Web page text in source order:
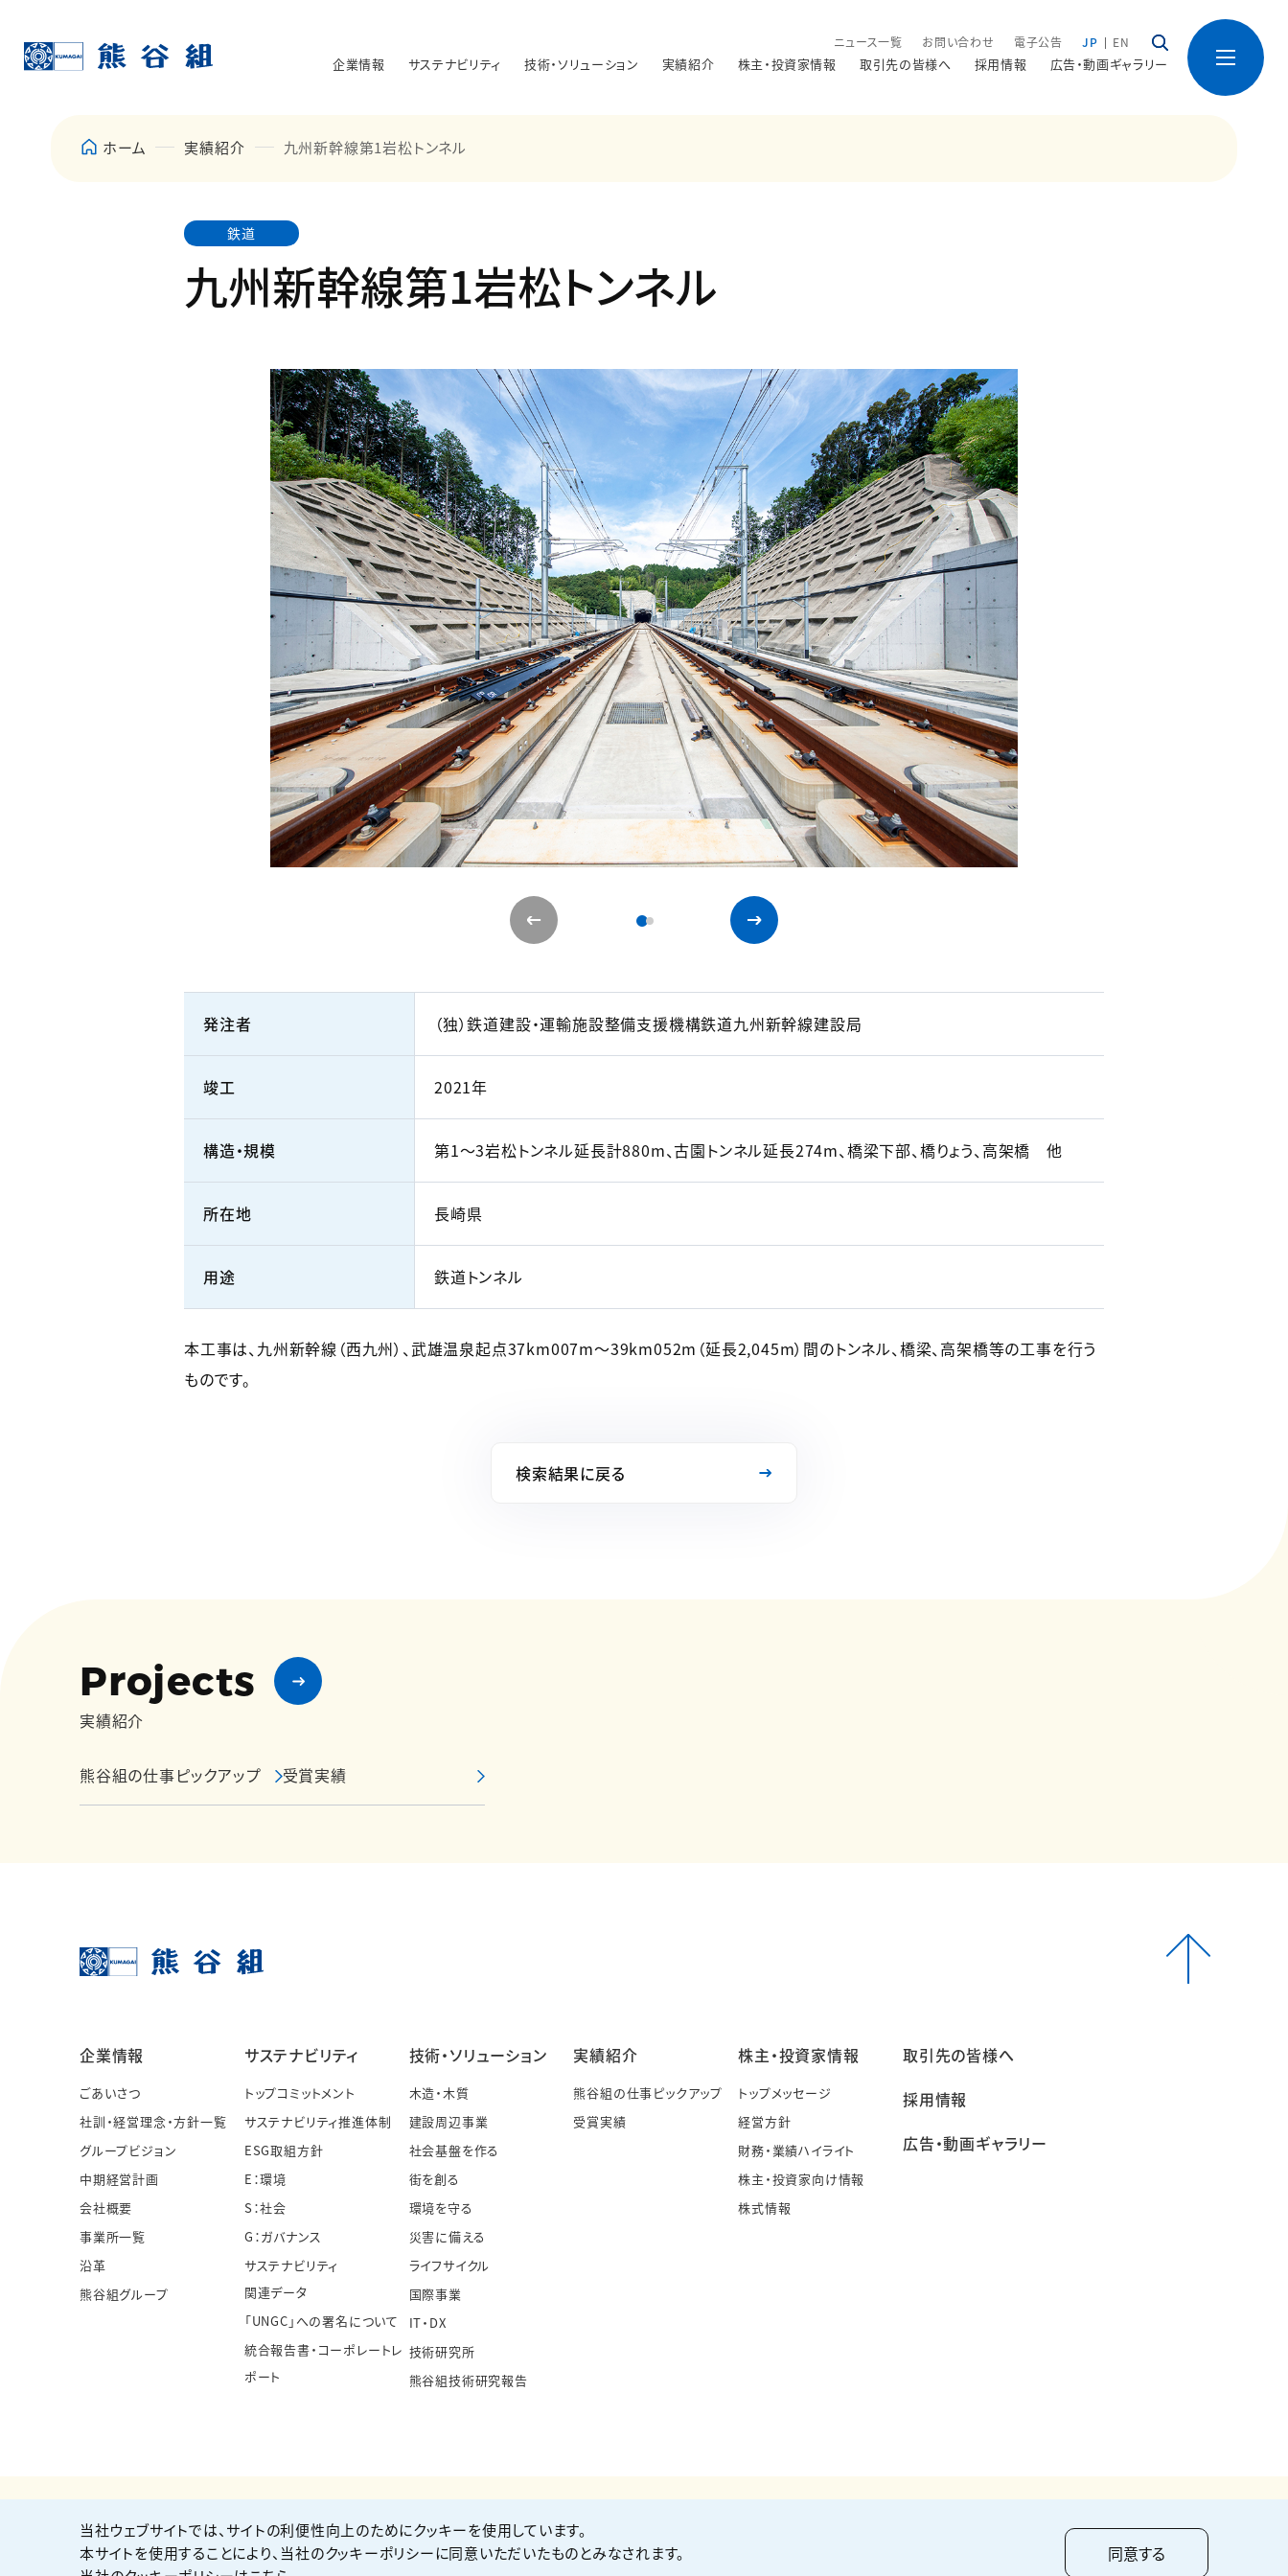
ニュース一覧 お問い合わせ 電子公告 JP EN
企業情報 サステナビリティ 技術・ソリューション 実績紹介 株主・投資家情報 取引先の皆様へ 採用情報 広告・動画ギャラリー
ホーム 実績紹介 九州新幹線第1岩松トンネル
鉄道
九州新幹線第1岩松トンネル
発注者 （独）鉄道建設・運輸施設整備支援機構鉄道九州新幹線建設局
竣工 2021年
構造・規模 第1～3岩松トンネル延長計880m、古園トンネル延長274m、橋梁下部、橋りょう、高架橋 他
所在地 長崎県
用途 鉄道トンネル
本工事は、九州新幹線（西九州）、武雄温泉起点37km007m～39km052m（延長2,045m）間のトンネル、橋梁、高架橋等の工事を行う
ものです。
検索結果に戻る
Projects
実績紹介
熊谷組の仕事ピックアップ 受賞実績
企業情報
ごあいさつ
社訓・経営理念・方針一覧
グループビジョン
中期経営計画
会社概要
事業所一覧
沿革
熊谷組グループ
サステナビリティ
トップコミットメント
サステナビリティ推進体制
ESG取組方針
E：環境
S：社会
G：ガバナンス
サステナビリティ
関連データ
「UNGC」への署名について
統合報告書・コーポレートレ
ポート
技術・ソリューション
木造・木質
建設周辺事業
社会基盤を作る
街を創る
環境を守る
災害に備える
ライフサイクル
国際事業
IT・DX
技術研究所
熊谷組技術研究報告
実績紹介
熊谷組の仕事ピックアップ
受賞実績
株主・投資家情報
トップメッセージ
経営方針
財務・業績ハイライト
株主・投資家向け情報
株式情報
取引先の皆様へ
採用情報
広告・動画ギャラリー
個人情報保護方針 サイト利用規約 サイトマップ お問い合わせ KUMAGAI GUMI CO.,LTD All Rights Reserved.
当社ウェブサイトでは、サイトの利便性向上のためにクッキーを使用しています。
本サイトを使用することにより、当社のクッキーポリシーに同意いただいたものとみなされます。
同意する